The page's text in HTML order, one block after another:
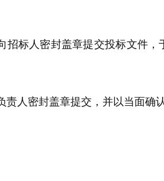
招标人密封盖章提交投标文件，
人密封盖章提交，并以当面确认